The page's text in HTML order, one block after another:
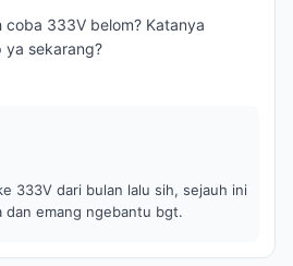
333V belom? Katanya
ya sekarang?
333V dari bulan lalu sih, sejauh ini
dan emang ngebantu bgt.